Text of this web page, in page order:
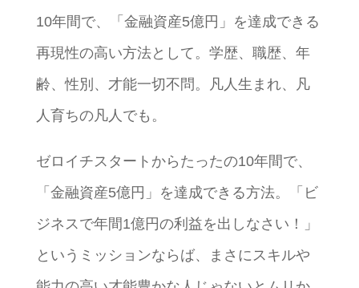
10年間で、「金融資産5億円」を達成できる
再現性の高い方法として。学歴、職歴、年
齢、性別、才能一切不問。凡人生まれ、凡
人育ちの凡人でも。
ゼロイチスタートからたったの10年間で、
「金融資産5億円」を達成できる方法。「ビ
ジネスで年間1億円の利益を出しなさい！」
というミッションならば、まさにスキルや